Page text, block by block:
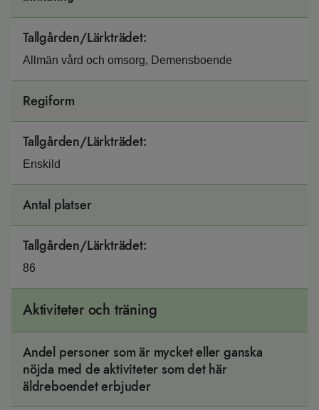
Tallgården/Lärkträdet:
Allmän vård och omsorg, Demensboende
Regiform
Tallgården/Lärkträdet:
Enskild
Antal platser
Tallgården/Lärkträdet:
86
Aktiviteter och träning
Andel personer som är mycket eller ganska
nöjda med de aktiviteter som det här
äldreboendet erbjuder